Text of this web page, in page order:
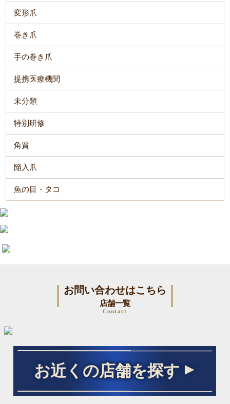
変形爪
巻き爪
手の巻き爪
提携医療機関
未分類
特別研修
角質
陥入爪
魚の目・タコ
お問い合わせはこちら
店舗一覧
Contact
お近くの店舗を探す